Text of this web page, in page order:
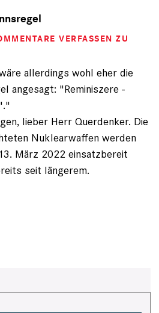
VERFASSEN ZU
allerdings wohl eher die
angesagt: "Reminiszere -
lieber Herr Querdenker. Die
Nuklearwaffen werden
März 2022 einsatzbereit
seit längerem.